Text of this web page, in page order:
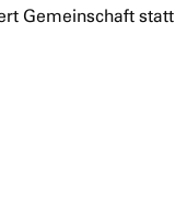
Gemeinschaft statt